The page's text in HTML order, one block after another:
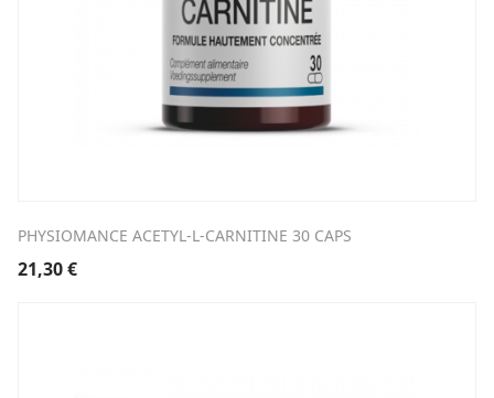
PHYSIOMANCE ACETYL-L-CARNITINE 30 CAPS
21,30€